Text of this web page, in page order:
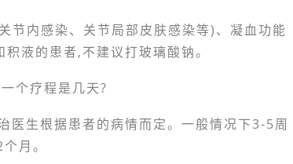
节内感染、关节局部皮肤感染等)、凝血功能
液的患者,不建议打玻璃酸钠。
个疗程是几天?
医生根据患者的病情而定。一般情况下3-5周
月。